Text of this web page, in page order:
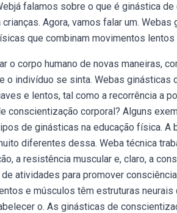
falamos sobre o que é ginástica
Agora, vamos falar um.
que combinam movimentos
o corpo humano de novas maneiras,
o indivíduo se sinta. Webas ginásticas
e lentos, tal como a recorrência a
conscientização corporal? Alguns
de ginásticas na educação física. A
diferentes dessa. Weba técnica
a resistência muscular e, claro, a
atividades para promover
e músculos têm estruturas
o. As ginásticas de